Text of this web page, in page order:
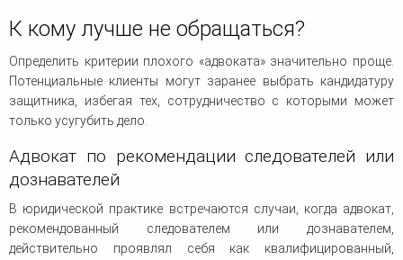
К кому лучше не обращаться?
Определить критерии плохого «адвоката» значительно проще.
Потенциальные клиенты могут заранее выбрать кандидатуру
защитника, избегая тех, сотрудничество с которыми может
только усугубить дело.
Адвокат по рекомендации следователей или
дознавателей
В юридической практике встречаются случаи, когда адвокат,
рекомендованный следователем или дознавателем,
действительно проявлял себя как квалифицированный,